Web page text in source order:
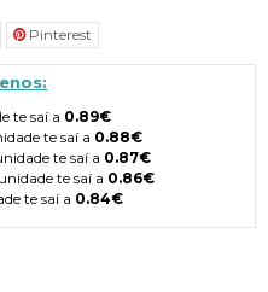
Pinterest
te saí a 0.89€
te saí a 0.88€
te saí a 0.87€
te saí a 0.86€
te saí a 0.84€